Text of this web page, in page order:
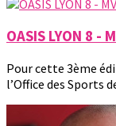
OASIS LYON 8 -
Pour cette 3ème
l’Office des Sports